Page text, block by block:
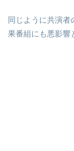
同じように共演者
果番組にも悪影響